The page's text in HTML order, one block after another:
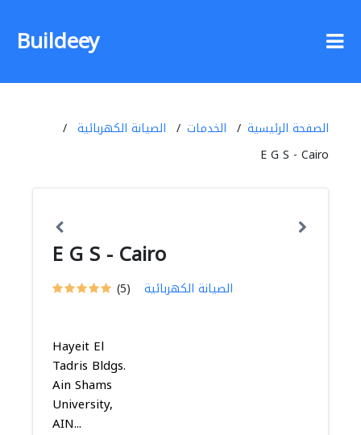
Buildeey
الصفحة الرئيسية الخدمات
الصيانة الكهربائية
E G S - Cairo
E G S - Cairo
(5) الصيانة الكهربائية
Hayeit El
Tadris Bldgs.
Ain Shams
University,
AIN...